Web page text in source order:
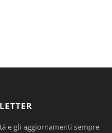
e gli aggiornamenti sempre